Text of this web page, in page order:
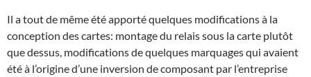
Il a tout de même été apporté quelques modifications à la
conception des cartes: montage du relais sous la carte plutôt
que dessus, modifications de quelques marquages qui avaient
été à l’origine d’une inversion de composant par l’entreprise